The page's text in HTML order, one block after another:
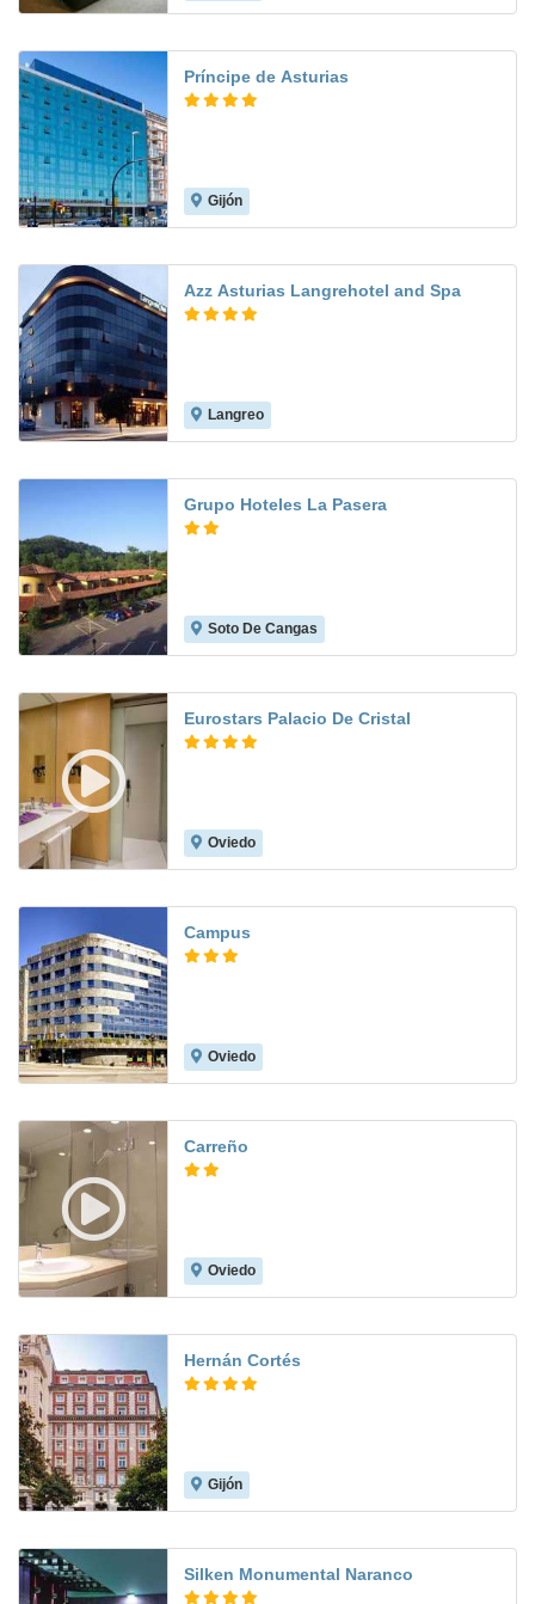
Príncipe de Asturias
Gijón
Azz Asturias Langrehotel and Spa
Langreo
Grupo Hoteles La Pasera
Soto De Cangas
Eurostars Palacio De Cristal
Oviedo
Campus
Oviedo
Carreño
Oviedo
Hernán Cortés
Gijón
Silken Monumental Naranco